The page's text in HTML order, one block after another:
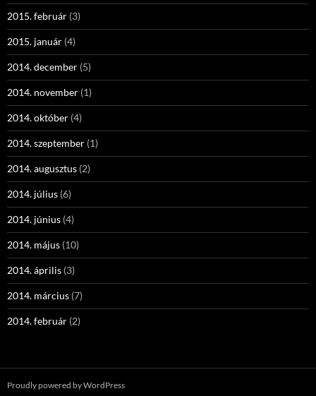
2015. február (3)
2015. január (4)
2014. december (5)
2014. november (1)
2014. október (4)
2014. szeptember (1)
2014. augusztus (2)
2014. július (6)
2014. június (4)
2014. május (10)
2014. április (3)
2014. március (7)
2014. február (2)
Proudly powered by WordPress